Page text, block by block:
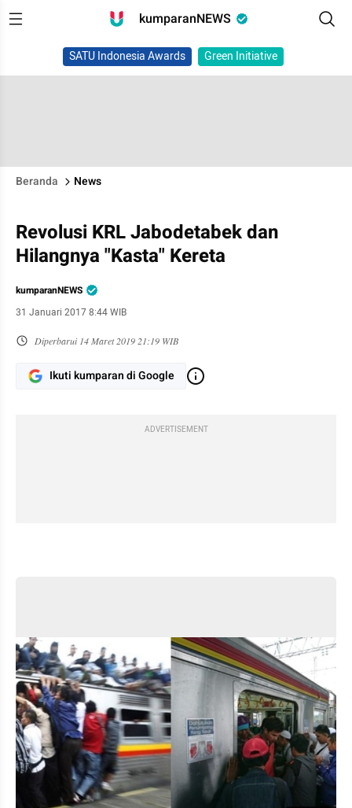
kumparanNEWS
SATU Indonesia Awards Green Initiative
Beranda News
Revolusi KRL Jabodetabek dan
Hilangnya "Kasta" Kereta
kumparanNEWS
31 Januari 2017 8:44 WIB
Diperbarui 14 Maret 2019 21:19 WIB
Ikuti kumparan di Google
ADVERTISEMENT